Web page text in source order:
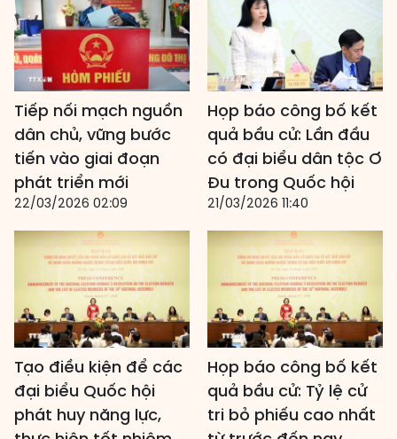
Tiếp nối mạch nguồn
dân chủ, vững bước
tiến vào giai đoạn
phát triển mới
22/03/2026 02:09
Họp báo công bố kết
quả bầu cử: Lần đầu
có đại biểu dân tộc Ơ
Đu trong Quốc hội
21/03/2026 11:40
Tạo điều kiện để các
đại biểu Quốc hội
phát huy năng lực,
Họp báo công bố kết
quả bầu cử: Tỷ lệ cử
tri bỏ phiếu cao nhất